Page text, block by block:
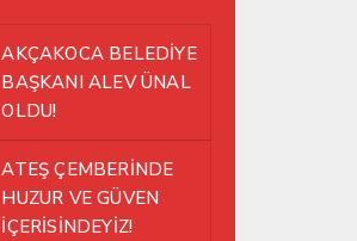
AKÇAKOCA BELEDİYE
BAŞKANI ALEV ÜNAL
OLDU!
ATEŞ ÇEMBERİNDE
HUZUR VE GÜVEN
İÇERİSİNDEYİZ!